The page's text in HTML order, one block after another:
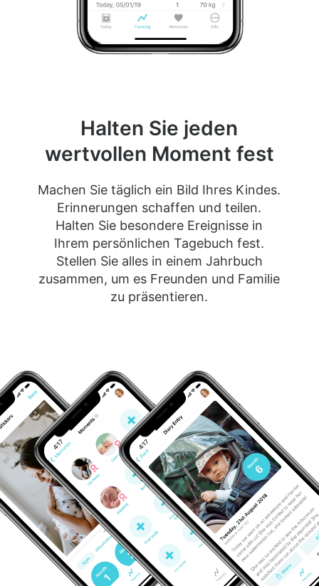
Halten Sie jeden
wertvollen Moment fest
Machen Sie täglich ein Bild Ihres Kindes.
Erinnerungen schaffen und teilen.
Halten Sie besondere Ereignisse in
Ihrem persönlichen Tagebuch fest.
Stellen Sie alles in einem Jahrbuch
zusammen, um es Freunden und Familie
zu präsentieren.
4:17 4:17